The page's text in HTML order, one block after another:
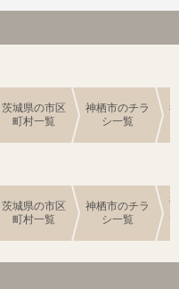
茨城県の市区
町村一覧
神栖市のチラ
シ一覧
茨城県の市区
町村一覧
神栖市のチラ
シ一覧